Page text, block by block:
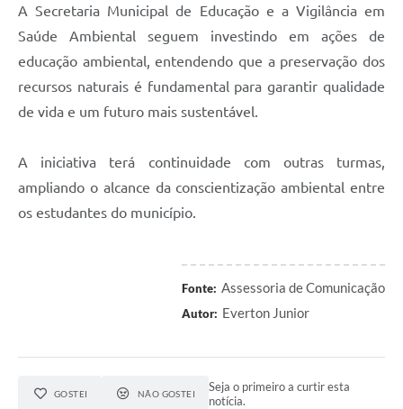
A Secretaria Municipal de Educação e a Vigilância em
Saúde Ambiental seguem investindo em ações de
educação ambiental, entendendo que a preservação dos
recursos naturais é fundamental para garantir qualidade
de vida e um futuro mais sustentável.
A iniciativa terá continuidade com outras turmas,
ampliando o alcance da conscientização ambiental entre
os estudantes do município.
Fonte: Assessoria de Comunicação
Autor: Everton Junior
GOSTEI NÃO GOSTEI
Seja o primeiro a curtir esta
notícia.